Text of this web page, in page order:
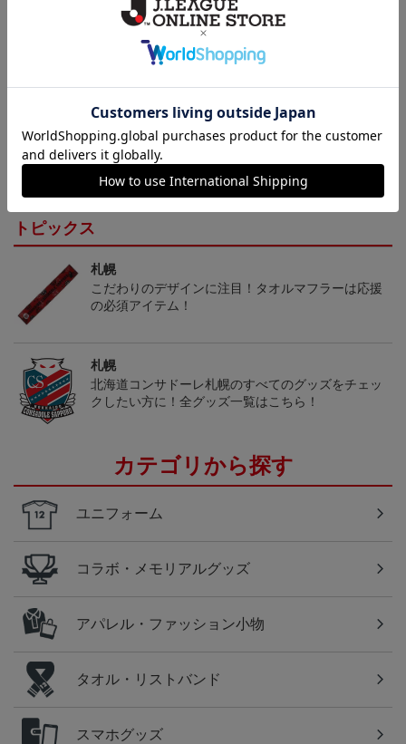
トピックス
札幌
こだわりのデザインに注目！タオルマフラーは応援
の必須アイテム！
札幌
北海道コンサドーレ札幌のすべてのグッズをチェッ
クしたい方に！全グッズ一覧はこちら！
カテゴリから探す
ユニフォーム
コラボ・メモリアルグッズ
アパレル・ファッション小物
タオル・リストバンド
スマホグッズ